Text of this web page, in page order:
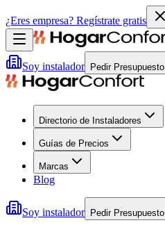
¿Eres empresa? Regístrate gratis
Soy instalador Pedir Presupuesto
Directorio de Instaladores
Guías de Precios
Marcas
Blog
Soy instalador Pedir Presupuesto